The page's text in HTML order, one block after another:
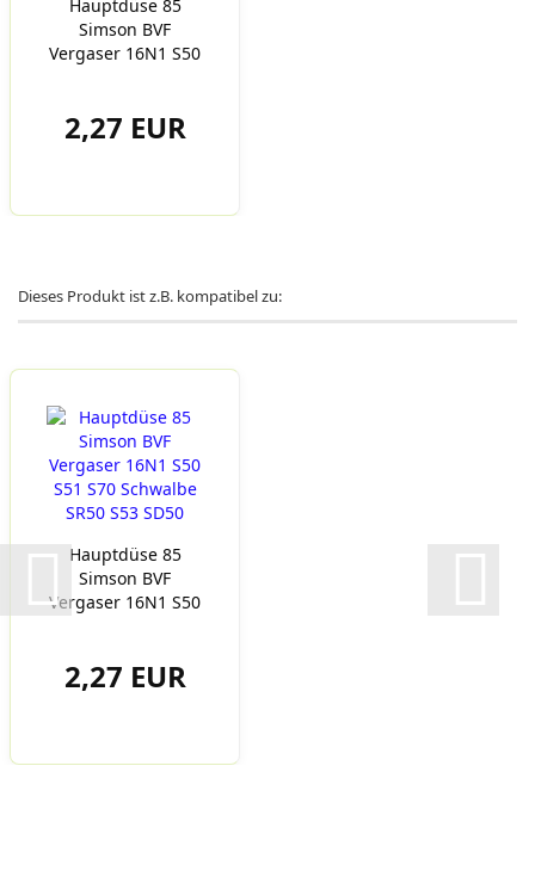
Hauptdüse 85
Simson BVF
Vergaser 16N1 S50
2,27 EUR
Dieses Produkt ist z.B. kompatibel zu:
Hauptdüse 85
Simson BVF
Vergaser 16N1 S50
2,27 EUR